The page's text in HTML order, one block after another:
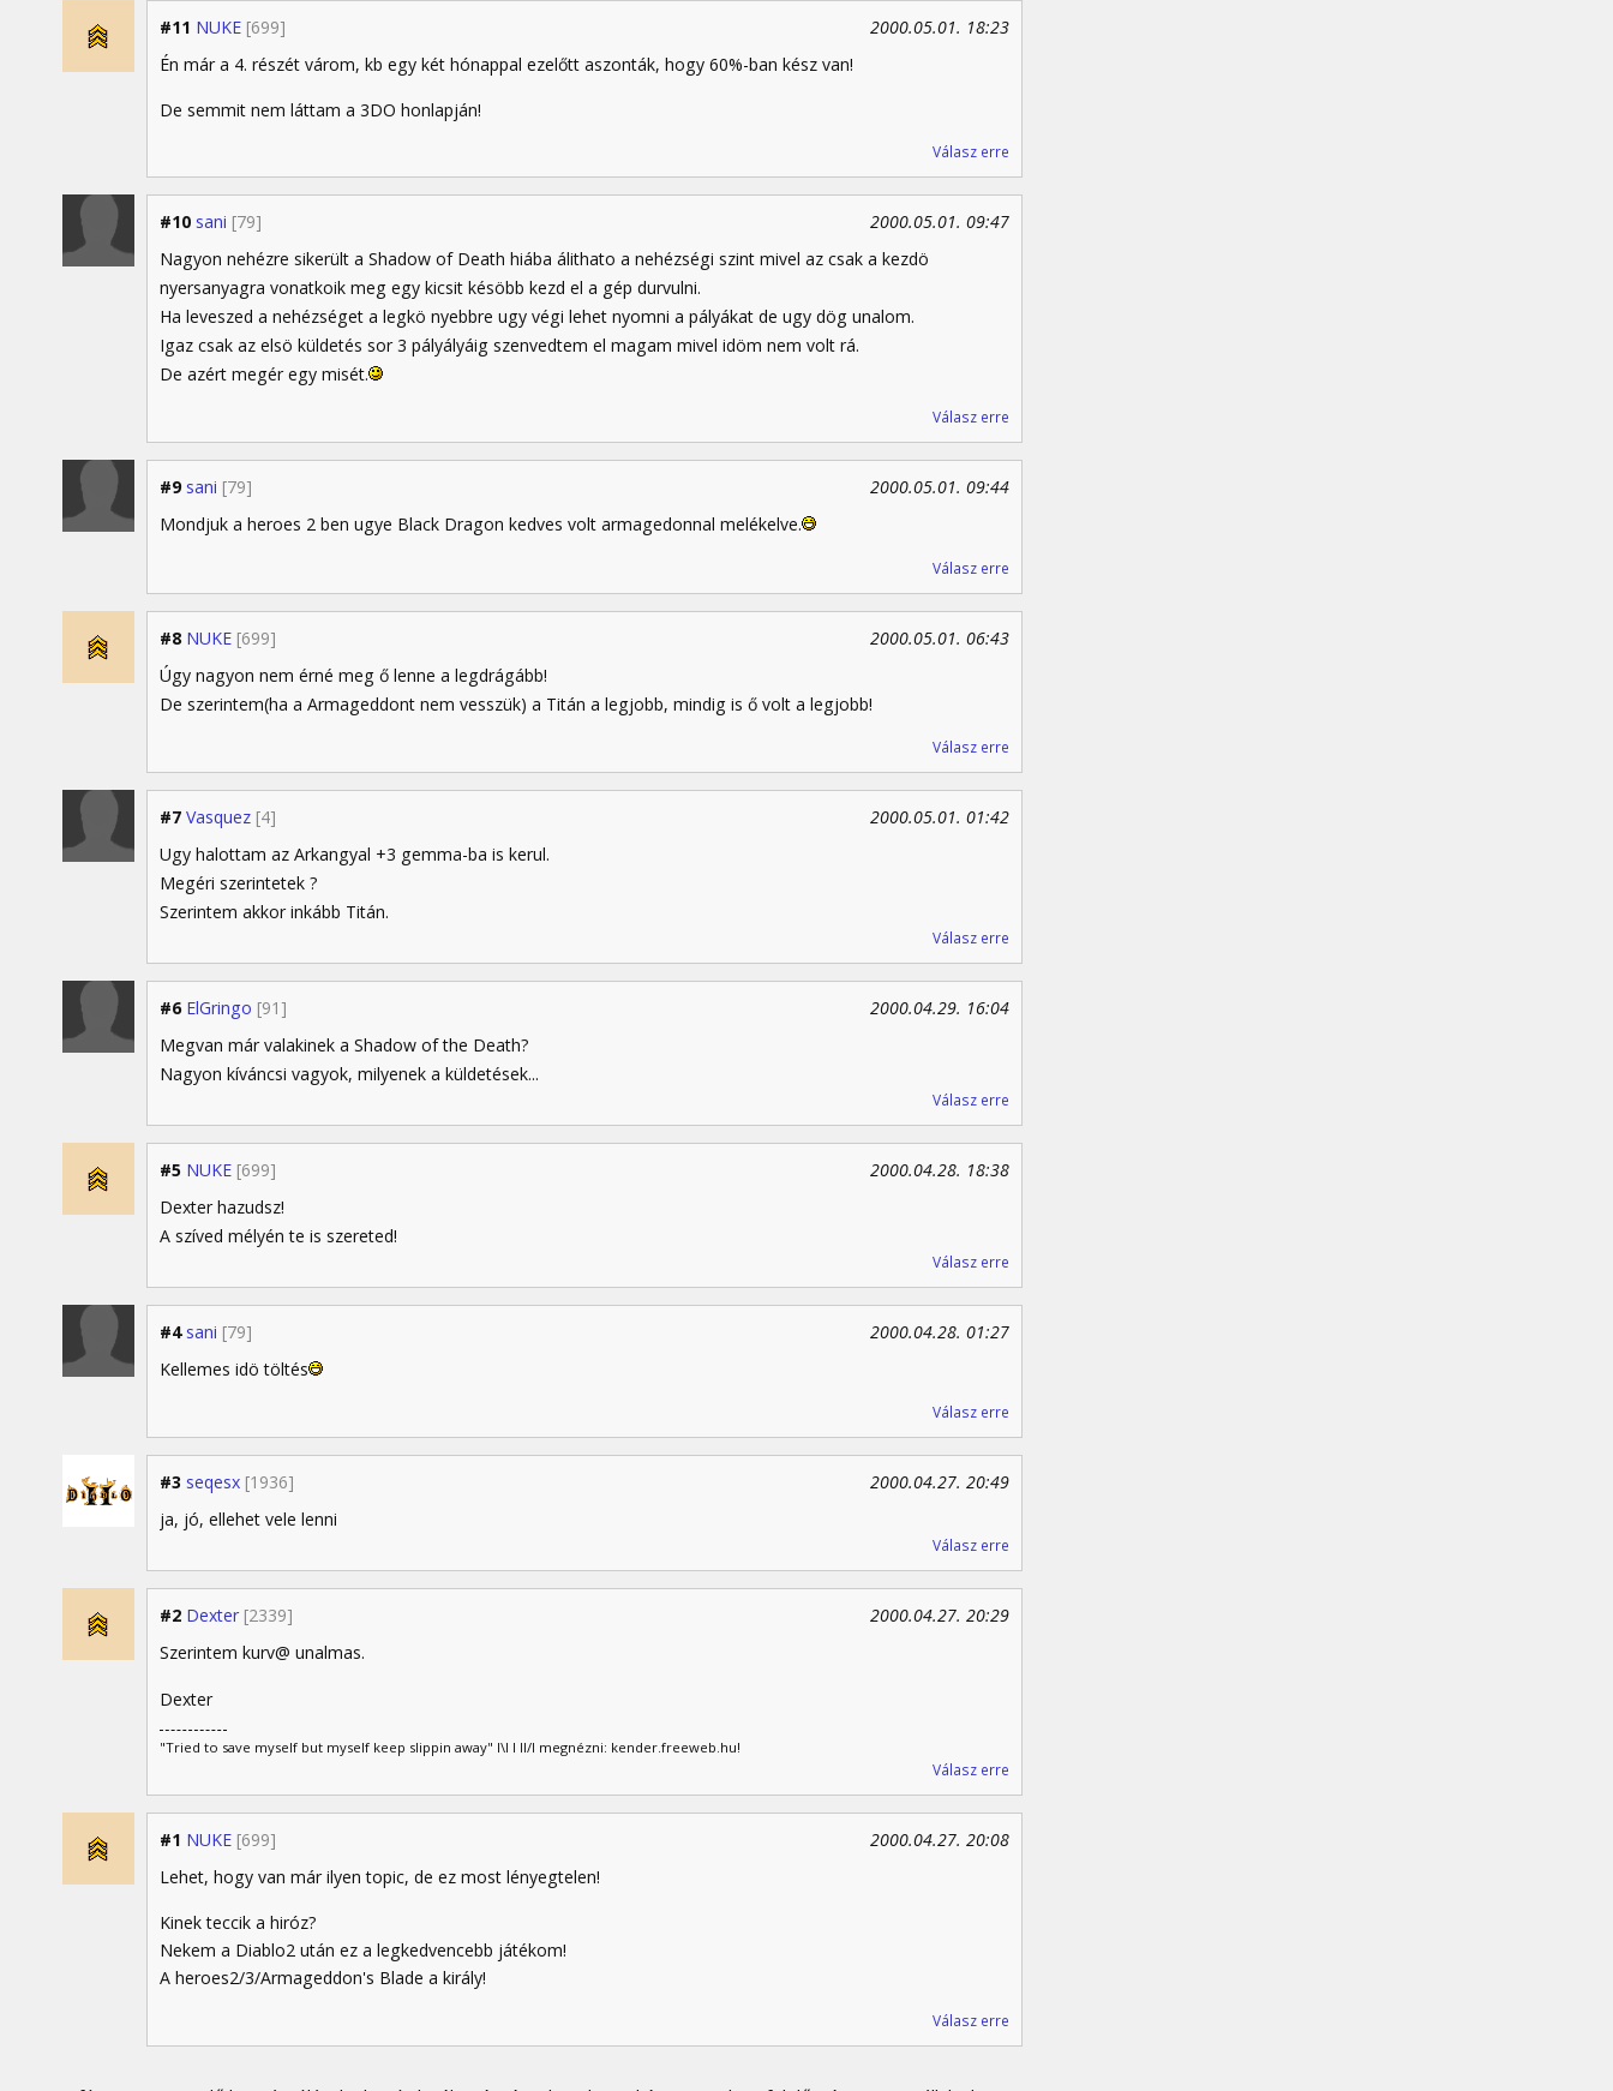
#11 NUKE [699]
2000.05.01. 18:23
Én már a 4. részét várom, kb egy két hónappal ezelőtt aszonták, hogy 60%-ban kész van!
De semmit nem láttam a 3DO honlapján!
Válasz erre
#10 sani [79]
2000.05.01. 09:47
Nagyon nehézre sikerült a Shadow of Death hiába álithato a nehézségi szint mivel az csak a kezdö
nyersanyagra vonatkoik meg egy kicsit késöbb kezd el a gép durvulni.
Ha leveszed a nehézséget a legkö nyebbre ugy végi lehet nyomni a pályákat de ugy dög unalom.
Igaz csak az elsö küldetés sor 3 pályályáig szenvedtem el magam mivel idöm nem volt rá.
De azért megér egy misét.
Válasz erre
#9 sani [79]
2000.05.01. 09:44
Mondjuk a heroes 2 ben ugye Black Dragon kedves volt armagedonnal melékelve.
Válasz erre
#8 NUKE [699]
2000.05.01. 06:43
Úgy nagyon nem érné meg ő lenne a legdrágább!
De szerintem(ha a Armageddont nem vesszük) a Titán a legjobb, mindig is ő volt a legjobb!
Válasz erre
#7 Vasquez [4]
2000.05.01. 01:42
Ugy halottam az Arkangyal +3 gemma-ba is kerul.
Megéri szerintetek ?
Szerintem akkor inkább Titán.
Válasz erre
#6 ElGringo [91]
2000.04.29. 16:04
Megvan már valakinek a Shadow of the Death?
Nagyon kíváncsi vagyok, milyenek a küldetések...
Válasz erre
#5 NUKE [699]
2000.04.28. 18:38
Dexter hazudsz!
A szíved mélyén te is szereted!
Válasz erre
#4 sani [79]
2000.04.28. 01:27
Kellemes idö töltés
Válasz erre
#3 seqesx [1936]
2000.04.27. 20:49
ja, jó, ellehet vele lenni
Válasz erre
#2 Dexter [2339]
2000.04.27. 20:29
Szerintem kurv@ unalmas.
Dexter
"Tried to save myself but myself keep slippin away" I\I I II/I megnézni: kender.freeweb.hu!
Válasz erre
#1 NUKE [699]
2000.04.27. 20:08
Lehet, hogy van már ilyen topic, de ez most lényegtelen!
Kinek teccik a hiróz?
Nekem a Diablo2 után ez a legkedvencebb játékom!
A heroes2/3/Armageddon's Blade a király!
Válasz erre